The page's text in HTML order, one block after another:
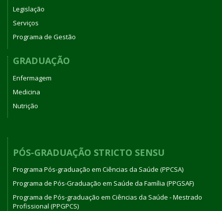
Legislação
Serviços
Programa de Gestão
GRADUAÇÃO
Enfermagem
Medicina
Nutrição
PÓS-GRADUAÇÃO STRICTO SENSU
Programa Pós-graduação em Ciências da Saúde (PPCSA)
Programa de Pós-Graduação em Saúde da Família (PPGSAF)
Programa de Pós-graduação em Ciências da Saúde - Mestrado
Profissional (PPGPCS)